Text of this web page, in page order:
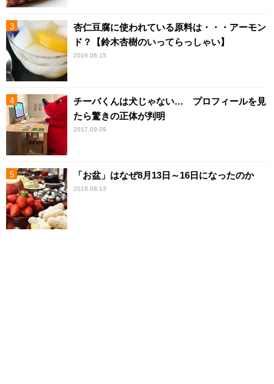
杏仁豆腐に使われている原料は・・・アーモン
ド？【鈴木杏樹のいってらっしゃい】
2016.06.15
チーバくんは犬じゃない… プロフィールを見
たら驚きの正体が判明
2017.09.09
「お盆」はなぜ8月13日～16日になったのか
2018.08.13